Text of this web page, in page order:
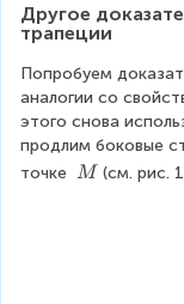
R
ht
ar
ro
1
}
{
2
}
(
A
Другое
трапеции
Попробуем
аналогии со
этого снова
продлим боковые
точке \
M (см. рис.